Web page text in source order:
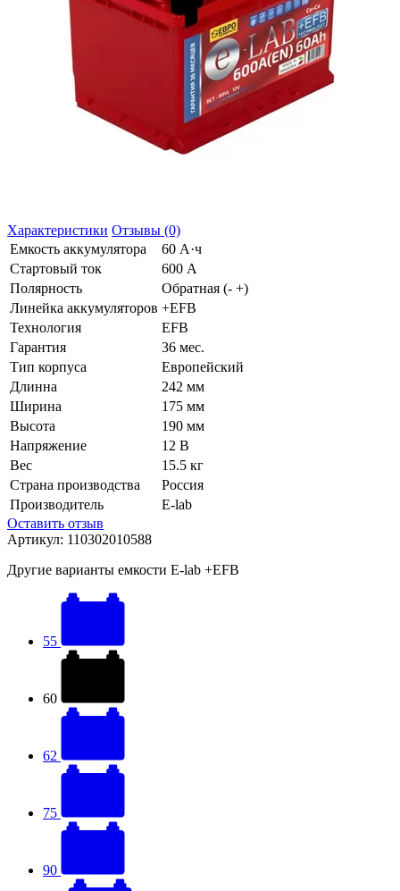
Характеристики Отзывы (0)
Емкость аккумулятора
60 А·ч
Стартовый ток
600 А
Полярность
Обратная (- +)
Линейка аккумуляторов +EFB
Технология
EFB
Гарантия
36 мес.
Тип корпуса
Европейский
Длинна
242 мм
Ширина
175 мм
Высота
190 мм
Напряжение
12 В
Вес
15.5 кг
Страна производства
Россия
Производитель
E-lab
Оставить отзыв
Артикул: 110302010588
Другие варианты емкости E-lab +EFB
55
60
62
75
90